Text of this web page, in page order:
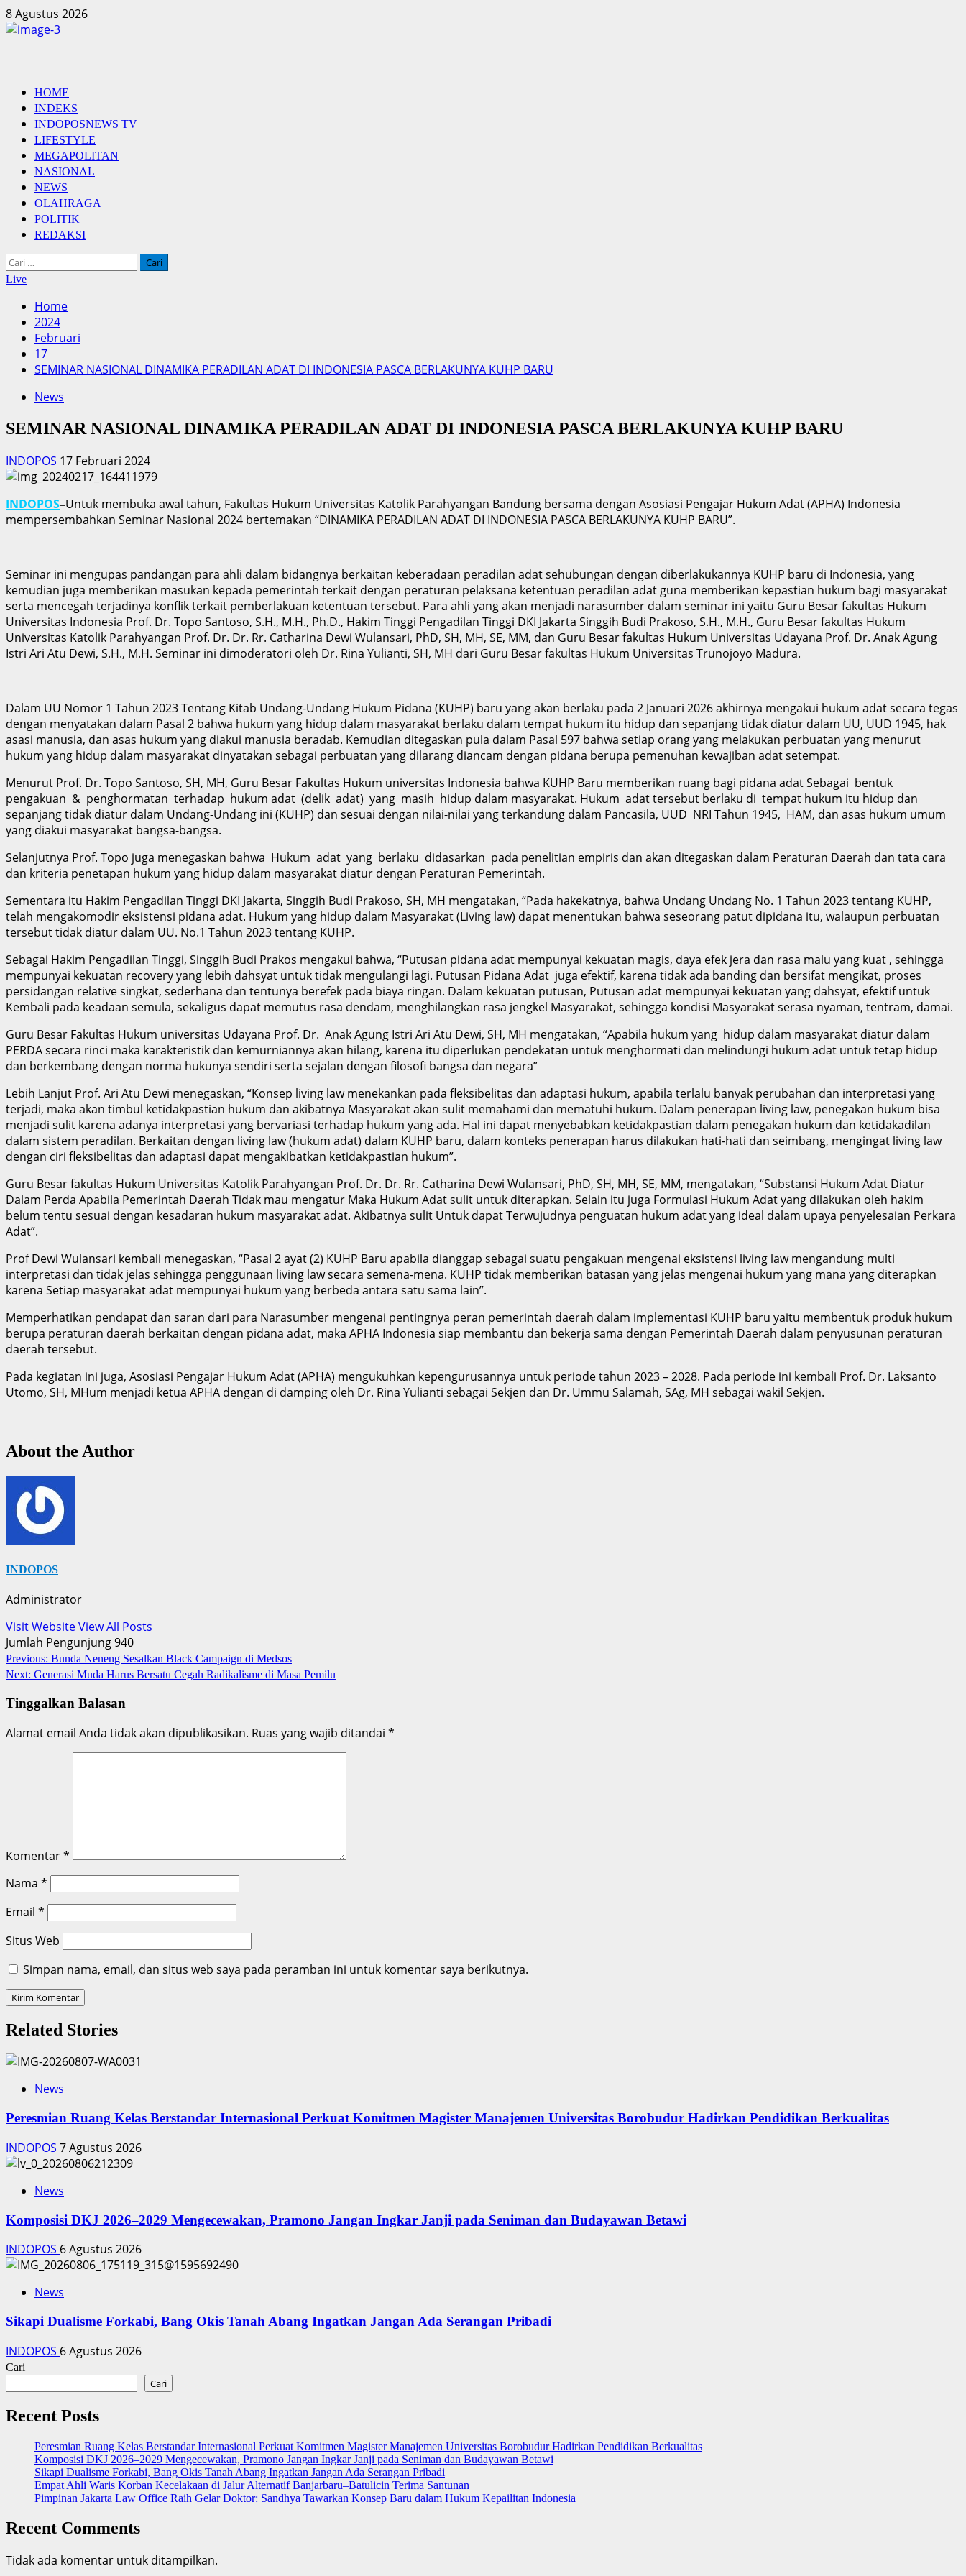
Skip
to
8 Agustus 2026
Primary
Menu
HOME
INDEKS
INDOPOSNEWS TV
LIFESTYLE
MEGAPOLITAN
NASIONAL
NEWS
OLAHRAGA
POLITIK
REDAKSI
Cari
untuk:
Live
Home
2024
Februari
17
SEMINAR NASIONAL DINAMIKA PERADILAN ADAT DI INDONESIA PASCA BERLAKUNYA KUHP BARU
News
SEMINAR NASIONAL DINAMIKA PERADILAN ADAT DI INDONESIA PASCA BERLAKUNYA KUHP BARU
INDOPOS 17 Februari 2024
INDOPOS–Untuk membuka awal tahun, Fakultas Hukum Universitas Katolik Parahyangan Bandung bersama dengan Asosiasi Pengajar Hukum Adat (APHA) Indonesia
mempersembahkan Seminar Nasional 2024 bertemakan “DINAMIKA PERADILAN ADAT DI INDONESIA PASCA BERLAKUNYA KUHP BARU”.
Seminar ini mengupas pandangan para ahli dalam bidangnya berkaitan keberadaan peradilan adat sehubungan dengan diberlakukannya KUHP baru di Indonesia, yang
kemudian juga memberikan masukan kepada pemerintah terkait dengan peraturan pelaksana ketentuan peradilan adat guna memberikan kepastian hukum bagi masyarakat
serta mencegah terjadinya konflik terkait pemberlakuan ketentuan tersebut. Para ahli yang akan menjadi narasumber dalam seminar ini yaitu Guru Besar fakultas Hukum
Universitas Indonesia Prof. Dr. Topo Santoso, S.H., M.H., Ph.D., Hakim Tinggi Pengadilan Tinggi DKI Jakarta Singgih Budi Prakoso, S.H., M.H., Guru Besar fakultas Hukum
Universitas Katolik Parahyangan Prof. Dr. Dr. Rr. Catharina Dewi Wulansari, PhD, SH, MH, SE, MM, dan Guru Besar fakultas Hukum Universitas Udayana Prof. Dr. Anak Agung
Istri Ari Atu Dewi, S.H., M.H. Seminar ini dimoderatori oleh Dr. Rina Yulianti, SH, MH dari Guru Besar fakultas Hukum Universitas Trunojoyo Madura.
Dalam UU Nomor 1 Tahun 2023 Tentang Kitab Undang-Undang Hukum Pidana (KUHP) baru yang akan berlaku pada 2 Januari 2026 akhirnya mengakui hukum adat secara tegas
dengan menyatakan dalam Pasal 2 bahwa hukum yang hidup dalam masyarakat berlaku dalam tempat hukum itu hidup dan sepanjang tidak diatur dalam UU, UUD 1945, hak
asasi manusia, dan asas hukum yang diakui manusia beradab. Kemudian ditegaskan pula dalam Pasal 597 bahwa setiap orang yang melakukan perbuatan yang menurut
hukum yang hidup dalam masyarakat dinyatakan sebagai perbuatan yang dilarang diancam dengan pidana berupa pemenuhan kewajiban adat setempat.
Menurut Prof. Dr. Topo Santoso, SH, MH, Guru Besar Fakultas Hukum universitas Indonesia bahwa KUHP Baru memberikan ruang bagi pidana adat Sebagai bentuk
pengakuan & penghormatan terhadap hukum adat (delik adat) yang masih hidup dalam masyarakat. Hukum adat tersebut berlaku di tempat hukum itu hidup dan
sepanjang tidak diatur dalam Undang-Undang ini (KUHP) dan sesuai dengan nilai-nilai yang terkandung dalam Pancasila, UUD NRI Tahun 1945, HAM, dan asas hukum umum
yang diakui masyarakat bangsa-bangsa.
Selanjutnya Prof. Topo juga menegaskan bahwa Hukum adat yang berlaku didasarkan pada penelitian empiris dan akan ditegaskan dalam Peraturan Daerah dan tata cara
dan kriteria penetapan hukum yang hidup dalam masyarakat diatur dengan Peraturan Pemerintah.
Sementara itu Hakim Pengadilan Tinggi DKI Jakarta, Singgih Budi Prakoso, SH, MH mengatakan, “Pada hakekatnya, bahwa Undang Undang No. 1 Tahun 2023 tentang KUHP,
telah mengakomodir eksistensi pidana adat. Hukum yang hidup dalam Masyarakat (Living law) dapat menentukan bahwa seseorang patut dipidana itu, walaupun perbuatan
tersebut tidak diatur dalam UU. No.1 Tahun 2023 tentang KUHP.
Sebagai Hakim Pengadilan Tinggi, Singgih Budi Prakos mengakui bahwa, “Putusan pidana adat mempunyai kekuatan magis, daya efek jera dan rasa malu yang kuat , sehingga
mempunyai kekuatan recovery yang lebih dahsyat untuk tidak mengulangi lagi. Putusan Pidana Adat juga efektif, karena tidak ada banding dan bersifat mengikat, proses
persidangan relative singkat, sederhana dan tentunya berefek pada biaya ringan. Dalam kekuatan putusan, Putusan adat mempunyai kekuatan yang dahsyat, efektif untuk
Kembali pada keadaan semula, sekaligus dapat memutus rasa dendam, menghilangkan rasa jengkel Masyarakat, sehingga kondisi Masyarakat serasa nyaman, tentram, damai.
Guru Besar Fakultas Hukum universitas Udayana Prof. Dr. Anak Agung Istri Ari Atu Dewi, SH, MH mengatakan, “Apabila hukum yang hidup dalam masyarakat diatur dalam
PERDA secara rinci maka karakteristik dan kemurniannya akan hilang, karena itu diperlukan pendekatan untuk menghormati dan melindungi hukum adat untuk tetap hidup
dan berkembang dengan norma hukunya sendiri serta sejalan dengan filosofi bangsa dan negara”
Lebih Lanjut Prof. Ari Atu Dewi menegaskan, “Konsep living law menekankan pada fleksibelitas dan adaptasi hukum, apabila terlalu banyak perubahan dan interpretasi yang
terjadi, maka akan timbul ketidakpastian hukum dan akibatnya Masyarakat akan sulit memahami dan mematuhi hukum. Dalam penerapan living law, penegakan hukum bisa
menjadi sulit karena adanya interpretasi yang bervariasi terhadap hukum yang ada. Hal ini dapat menyebabkan ketidakpastian dalam penegakan hukum dan ketidakadilan
dalam sistem peradilan. Berkaitan dengan living law (hukum adat) dalam KUHP baru, dalam konteks penerapan harus dilakukan hati-hati dan seimbang, mengingat living law
dengan ciri fleksibelitas dan adaptasi dapat mengakibatkan ketidakpastian hukum”.
Guru Besar fakultas Hukum Universitas Katolik Parahyangan Prof. Dr. Dr. Rr. Catharina Dewi Wulansari, PhD, SH, MH, SE, MM, mengatakan, “Substansi Hukum Adat Diatur
Dalam Perda Apabila Pemerintah Daerah Tidak mau mengatur Maka Hukum Adat sulit untuk diterapkan. Selain itu juga Formulasi Hukum Adat yang dilakukan oleh hakim
belum tentu sesuai dengan kesadaran hukum masyarakat adat. Akibatnya sulit Untuk dapat Terwujudnya penguatan hukum adat yang ideal dalam upaya penyelesaian Perkara
Adat”.
Prof Dewi Wulansari kembali menegaskan, “Pasal 2 ayat (2) KUHP Baru apabila dianggap sebagai suatu pengakuan mengenai eksistensi living law mengandung multi
interpretasi dan tidak jelas sehingga penggunaan living law secara semena-mena. KUHP tidak memberikan batasan yang jelas mengenai hukum yang mana yang diterapkan
karena Setiap masyarakat adat mempunyai hukum yang berbeda antara satu sama lain”.
Memperhatikan pendapat dan saran dari para Narasumber mengenai pentingnya peran pemerintah daerah dalam implementasi KUHP baru yaitu membentuk produk hukum
berupa peraturan daerah berkaitan dengan pidana adat, maka APHA Indonesia siap membantu dan bekerja sama dengan Pemerintah Daerah dalam penyusunan peraturan
daerah tersebut.
Pada kegiatan ini juga, Asosiasi Pengajar Hukum Adat (APHA) mengukuhkan kepengurusannya untuk periode tahun 2023 – 2028. Pada periode ini kembali Prof. Dr. Laksanto
Utomo, SH, MHum menjadi ketua APHA dengan di damping oleh Dr. Rina Yulianti sebagai Sekjen dan Dr. Ummu Salamah, SAg, MH sebagai wakil Sekjen.
About the Author
INDOPOS
Administrator
Visit WebsiteView All Posts
Jumlah Pengunjung940
Post
navigation
Previous: Bunda Neneng Sesalkan Black Campaign di Medsos
Next: Generasi Muda Harus Bersatu Cegah Radikalisme di Masa Pemilu
Tinggalkan Balasan
Alamat email Anda tidak akan dipublikasikan. Ruas yang wajib ditandai *
Komentar*
Nama *
Email *
Situs Web
Simpan nama, email, dan situs web saya pada peramban ini untuk komentar saya berikutnya.
Related Stories
News
Peresmian Ruang Kelas Berstandar Internasional Perkuat Komitmen Magister Manajemen Universitas Borobudur Hadirkan Pendidikan Berkualitas
INDOPOS 7 Agustus 2026
News
Komposisi DKJ 2026–2029 Mengecewakan, Pramono Jangan Ingkar Janji pada Seniman dan Budayawan Betawi
INDOPOS 6 Agustus 2026
News
Sikapi Dualisme Forkabi, Bang Okis Tanah Abang Ingatkan Jangan Ada Serangan Pribadi
INDOPOS 6 Agustus 2026
Cari
Cari
Recent Posts
Peresmian Ruang Kelas Berstandar Internasional Perkuat Komitmen Magister Manajemen Universitas Borobudur Hadirkan Pendidikan Berkualitas
Komposisi DKJ 2026–2029 Mengecewakan, Pramono Jangan Ingkar Janji pada Seniman dan Budayawan Betawi
Sikapi Dualisme Forkabi, Bang Okis Tanah Abang Ingatkan Jangan Ada Serangan Pribadi
Empat Ahli Waris Korban Kecelakaan di Jalur Alternatif Banjarbaru–Batulicin Terima Santunan
Pimpinan Jakarta Law Office Raih Gelar Doktor: Sandhya Tawarkan Konsep Baru dalam Hukum Kepailitan Indonesia
Recent Comments
Tidak ada komentar untuk ditampilkan.